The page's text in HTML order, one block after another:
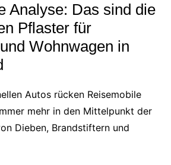
Analyse: Das sind die
Pflaster für
Wohnwagen in
Autos rücken Reisemobile
mehr in den Mittelpunkt der
Dieben, Brandstiftern und